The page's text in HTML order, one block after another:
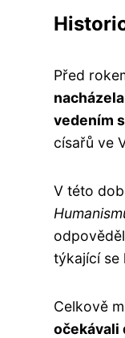
Před
vedením
císařů ve
V této
týkající se
Celkově
očekávali